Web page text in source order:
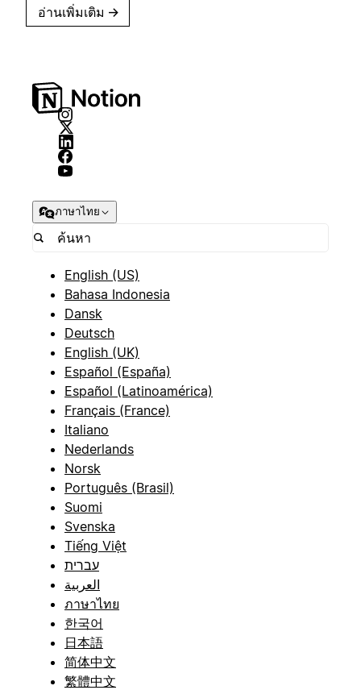
อ่านเพิ่มเติม →
ภาษาไทย
English (US)
Bahasa Indonesia
Dansk
Deutsch
English (UK)
Español (España)
Español (Latinoamérica)
Français (France)
Italiano
Nederlands
Norsk
Português (Brasil)
Suomi
Svenska
Tiếng Việt
עברית
العربية
ภาษาไทย
한국어
日本語
简体中文
繁體中文